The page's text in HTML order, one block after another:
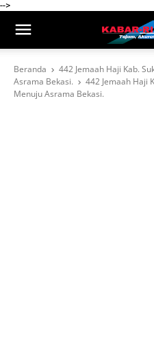
-->
Beranda
442 Jemaah Haji Kab.
Asrama Bekasi.
442 Jemaah Haji
Menuju Asrama Bekasi.